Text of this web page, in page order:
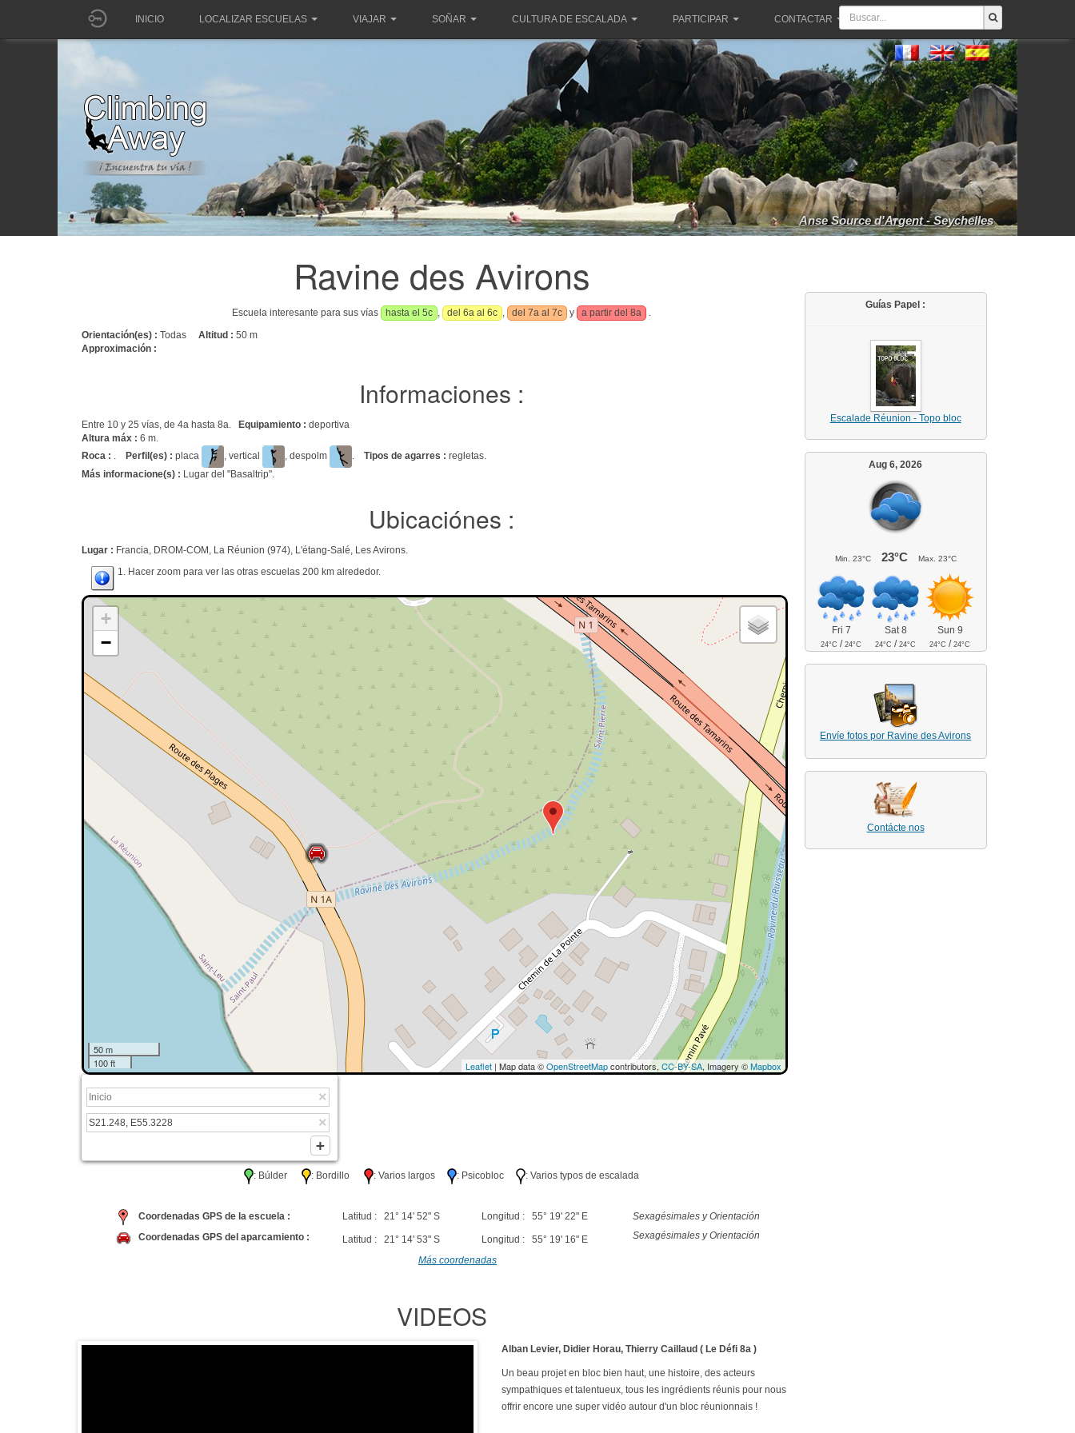
INICIO LOCALIZAR ESCUELAS VIAJAR SOÑAR CULTURA DE ESCALADA PARTICIPAR CONTACTAR
Anse Source d'Argent - Seychelles
Ravine des Avirons
Escuela interesante para sus vías hasta el 5c , del 6a al 6c , del 7a al 7c y a partir del 8a
.
Orientación(es) : Todas Altitud : 50 m
Approximación :
Informaciones :
Entre 10 y 25 vías, de 4a hasta 8a. Equipamiento : deportiva
Altura máx : 6 m.
Roca : . Perfil(es) : placa , vertical , despolm . Tipos de agarres : regletas.
Más informacione(s) : Lugar del "Basaltrip".
Ubicaciónes :
Lugar : Francia, DROM-COM, La Réunion (974), L'étang-Salé, Les Avirons.
1. Hacer zoom para ver las otras escuelas 200 km alrededor.
+
−
50 m
100 ft
Leaflet| Map data ©OpenStreetMapcontributors, CC-BY-SA, Imagery ©Mapbox
: Búlder : Bordillo : Varios largos : Psicobloc : Varios typos de escalada
Coordenadas GPS de la escuela : Latitud : 21° 14' 52" S Longitud : 55° 19' 22" E
Sexagésimales y Orientación
Coordenadas GPS del aparcamiento :
Latitud : 21° 14' 53" S Longitud : 55° 19' 16" E Sexagésimales y Orientación
Más coordenadas
VIDEOS
Alban Levier, Didier Horau, Thierry Caillaud ( Le Défi 8a )
Un beau projet en bloc bien haut, une histoire, des acteurs
sympathiques et talentueux, tous les ingrédients réunis pour nous
offrir encore une super vidéo autour d'un bloc réunionnais !
Guías Papel :
Escalade Réunion - Topo bloc
Aug 6, 2026
Min. 23°C 23°C Max. 23°C
Fri 7
24°C /24°C
Sat 8
24°C /24°C
Sun 9
24°C /24°C
Envíe fotos por Ravine des Avirons
Contácte nos